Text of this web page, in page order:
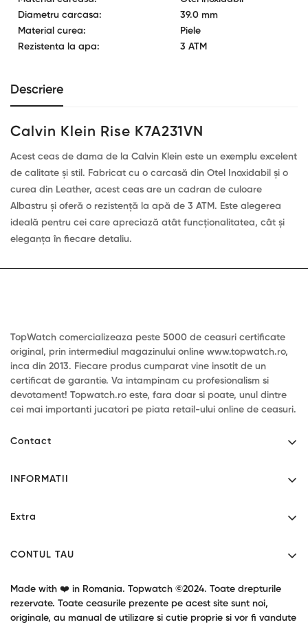
Diametru carcasa:
39.0 mm
Material curea:
Piele
Rezistenta la apa:
3 ATM
Descriere
Calvin Klein Rise K7A231VN
Acest ceas de dama de la Calvin Klein este un exemplu excelent
de calitate și stil. Fabricat cu o carcasă din Otel Inoxidabil și o
curea din Leather, acest ceas are un cadran de culoare
Albastru și oferă o rezistență la apă de 3 ATM. Este alegerea
ideală pentru cei care apreciază atât funcționalitatea, cât și
eleganța în fiecare detaliu.
TopWatch comercializeaza peste 5000 de ceasuri certificate
original, prin intermediul magazinului online www.topwatch.ro,
inca din 2013. Fiecare produs cumparat vine insotit de un
certificat de garantie. Va intampinam cu profesionalism si
devotament! Topwatch.ro este, fara doar si poate, unul dintre
cei mai importanti jucatori pe piata retail-ului online de ceasuri.
Contact
Program: L-V 9:00-17:30
contact@topwatch.ro
INFORMATII
Livrare
Termeni si conditii
Extra
Garantie produse
Oferte speciale
CONTUL TAU
Returnari
Made with ❤️ in Romania. Topwatch ©2024. Toate drepturile
rezervate. Toate ceasurile prezente pe acest site sunt noi,
originale, au manual de utilizare si cutie proprie si vor fi vandute